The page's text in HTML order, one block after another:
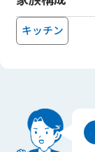
キッチン